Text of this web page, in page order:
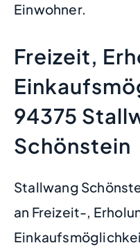
Einwohner.
Freizeit,
94375
Schönstein
Stallwang
an Freizeit-,